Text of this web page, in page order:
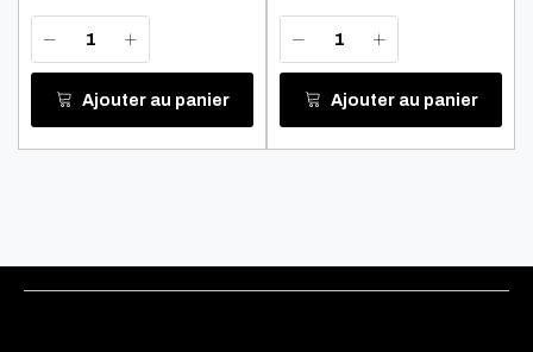
Ajouter au panier Ajouter au panier